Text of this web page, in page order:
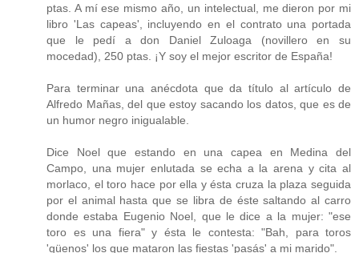
ptas. A mí ese mismo año, un intelectual, me dieron por mi
libro 'Las capeas', incluyendo en el contrato una portada
que le pedí a don Daniel Zuloaga (novillero en su
mocedad), 250 ptas. ¡Y soy el mejor escritor de España!
Para terminar una anécdota que da título al artículo de
Alfredo Mañas, del que estoy sacando los datos, que es de
un humor negro inigualable.
Dice Noel que estando en una capea en Medina del
Campo, una mujer enlutada se echa a la arena y cita al
morlaco, el toro hace por ella y ésta cruza la plaza seguida
por el animal hasta que se libra de éste saltando al carro
donde estaba Eugenio Noel, que le dice a la mujer: "ese
toro es una fiera" y ésta le contesta: "Bah, para toros
'güenos' los que mataron las fiestas 'pasás' a mi marido".